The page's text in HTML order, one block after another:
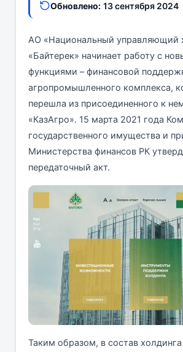
Обновлено: 13 сентября 2024
АО «Национальный управляющий
«Байтерек» начинает работу с
функциями – финансовой
агропромышленного комплекса,
перешла из присоединенного к
«КазАгро». 15 марта 2021 года
государственного имущества и
Министерства финансов РК
передаточный акт.
Таким образом, в состав